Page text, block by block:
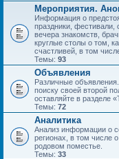
Мероприятия.
Информация о
праздники, фестивали,
вечера знакомств,
круглые столы о том,
счастливей, в том
Темы: 93
Объявления
Различные
поиску своей второй
оставляйте в разделе
Темы: 72
Аналитика
Анализ информации о
регионах, в том числе
родовом поместье.
Темы: 33